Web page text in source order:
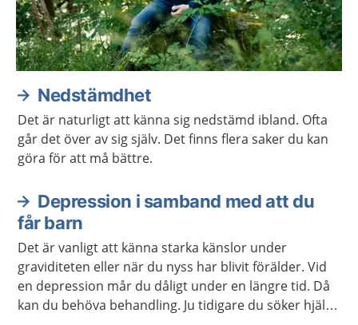
Nedstämdhet
Det är naturligt att känna sig nedstämd ibland. Ofta
går det över av sig själv. Det finns flera saker du kan
göra för att må bättre.
Depression i samband med att du
får barn
Det är vanligt att känna starka känslor under
graviditeten eller när du nyss har blivit förälder. Vid
en depression mår du dåligt under en längre tid. Då
kan du behöva behandling. Ju tidigare du söker hjälp,